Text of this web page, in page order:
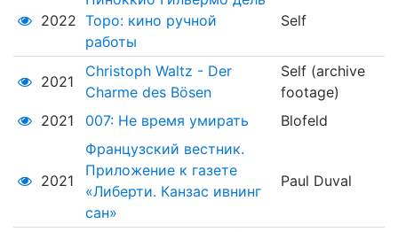
2022 Торо: кино ручной
работы
Self
2021
Christoph Waltz - Der
Charme des Bösen
Self (archive
footage)
2021
007: Не время умирать Blofeld
2021
Французский вестник.
Приложение к газете
«Либерти. Канзас ивнинг
сан»
Paul Duval